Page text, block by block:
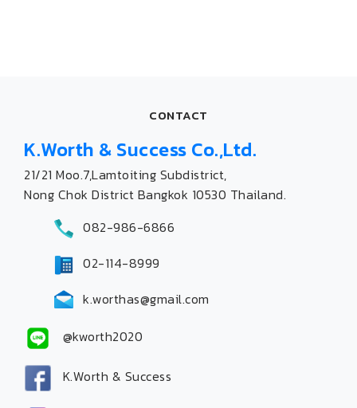
CONTACT
K.Worth & Success Co.,Ltd.
21/21 Moo.7,Lamtoiting Subdistrict,
Nong Chok District Bangkok 10530 Thailand.
082-986-6866
02-114-8999
k.worthas@gmail.com
@kworth2020
K.Worth & Success